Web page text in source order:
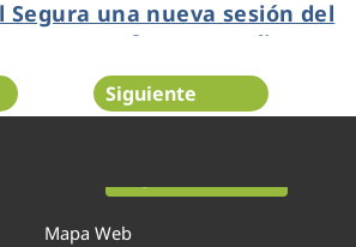
Segura una nueva sesión del
para fomentar alianzas
Siguiente
Mapa Web